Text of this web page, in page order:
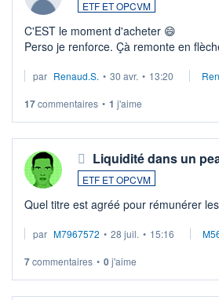
ETF ET OPCVM
C'EST le moment d'acheter 😄​
Perso je renforce. Çà remonte en
Investissement long terme tip top
par Renaud.S. • 30 avr. • 13:20
17commentaires • 1 j'aime
Liquidité dans un
ETF ET OPCVM
Quel titre est agréé pour rémunérer
par M7967572 • 28 juil. • 15:16
7commentaires • 0j'aime